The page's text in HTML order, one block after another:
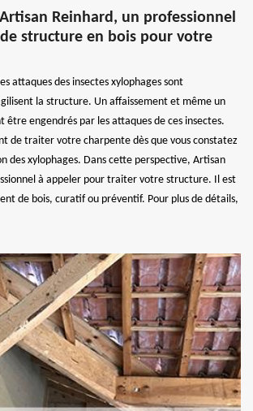
Reinhard, un professionnel
structure en bois pour votre
attaques des insectes xylophages sont
la structure. Un affaissement et même un
engendrés par les attaques de ces insectes.
de traiter votre charpente dès que vous constatez
des xylophages. Dans cette perspective, Artisan
à appeler pour traiter votre structure. Il est
de bois, curatif ou préventif. Pour plus de détails,